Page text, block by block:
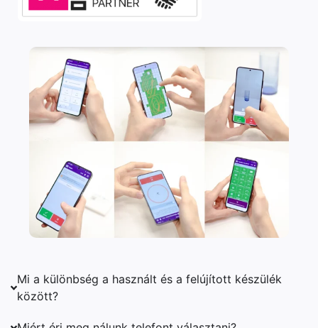
Mi a különbség a használt és a felújított készülék
között?